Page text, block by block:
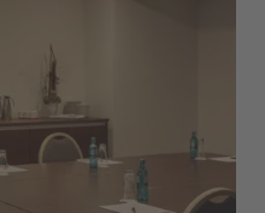
Speisen à la
an der BAR 11 in
Tag entspannt aus.